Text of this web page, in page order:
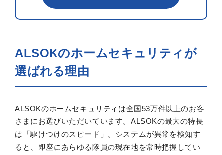
ALSOKのホームセキュリティが
選ばれる理由
ALSOKのホームセキュリティは全国53万件以上のお客
さまにお選びいただいています。ALSOKの最大の特長
は「駆けつけのスピード」。システムが異常を検知す
ると、即座にあらゆる隊員の現在地を常時把握してい